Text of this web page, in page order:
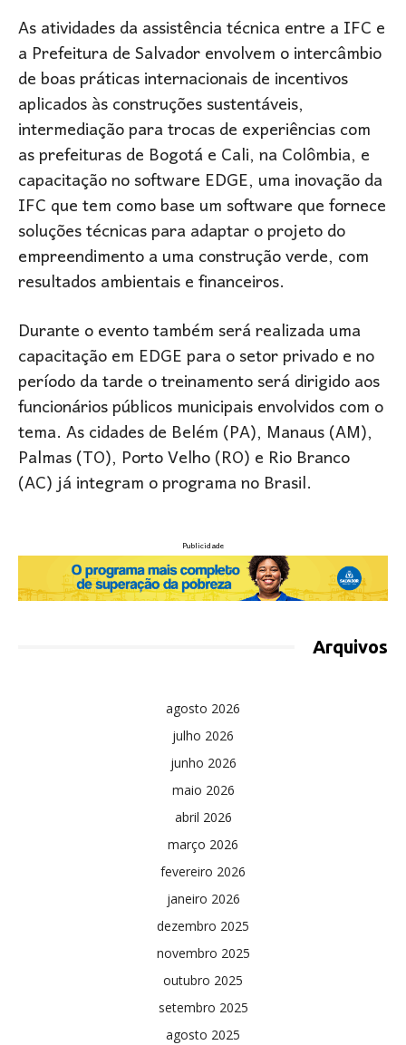
As atividades da assistência técnica entre a IFC e
a Prefeitura de Salvador envolvem o intercâmbio
de boas práticas internacionais de incentivos
aplicados às construções sustentáveis,
intermediação para trocas de experiências com
as prefeituras de Bogotá e Cali, na Colômbia, e
capacitação no software EDGE, uma inovação da
IFC que tem como base um software que fornece
soluções técnicas para adaptar o projeto do
empreendimento a uma construção verde, com
resultados ambientais e financeiros.
Durante o evento também será realizada uma
capacitação em EDGE para o setor privado e no
período da tarde o treinamento será dirigido aos
funcionários públicos municipais envolvidos com o
tema. As cidades de Belém (PA), Manaus (AM),
Palmas (TO), Porto Velho (RO) e Rio Branco
(AC) já integram o programa no Brasil.
Publicidade
Arquivos
agosto 2026
julho 2026
junho 2026
maio 2026
abril 2026
março 2026
fevereiro 2026
janeiro 2026
dezembro 2025
novembro 2025
outubro 2025
setembro 2025
agosto 2025